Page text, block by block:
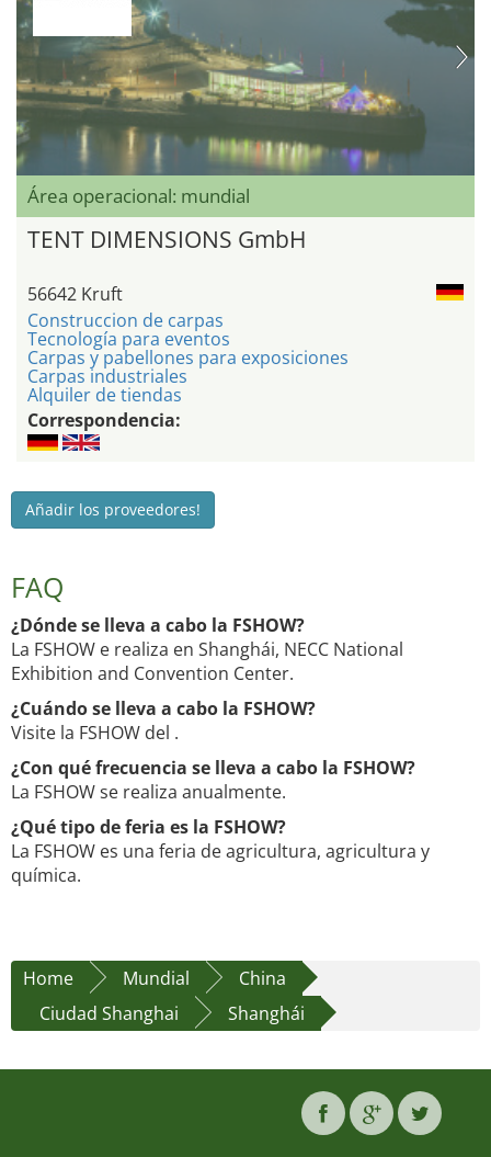
Área operacional: mundial
TENT DIMENSIONS GmbH
56642 Kruft
Construccion de carpas
Tecnología para eventos
Carpas y pabellones para exposiciones
Carpas industriales
Alquiler de tiendas
Correspondencia:
Añadir los proveedores!
FAQ
¿Dónde se lleva a cabo la FSHOW?
La FSHOW e realiza en Shanghái, NECC National
Exhibition and Convention Center.
¿Cuándo se lleva a cabo la FSHOW?
Visite la FSHOW del .
¿Con qué frecuencia se lleva a cabo la FSHOW?
La FSHOW se realiza anualmente.
¿Qué tipo de feria es la FSHOW?
La FSHOW es una feria de agricultura, agricultura y
química.
Home Mundial
China
Ciudad Shanghai
Shanghái